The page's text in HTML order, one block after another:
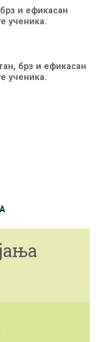
и ефикасан
ученика.
брз и ефикасан
ученика.